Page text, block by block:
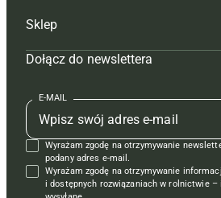
Tagi
Mapa serwisu
Kontakt
Regulamin
Polityka prywatności
Hoduj z głową świnie
Prenumerata
Redakcja
Kontakt
Reklama
Redakcja
Prenumerata
Reklama
Kontakt
Krzyżówki
Sklep
Czasopisma i prenumerata
Książki
Regulamin
Dołącz do newslettera
E-MAIL
Wyrażam zgodę na otrzymywanie
podany adres e-mail.
Wyrażam zgodę na otrzymywanie
i dostępnych rozwiązaniach w rolnictwie